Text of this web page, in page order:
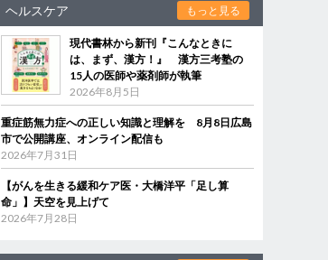
ヘルスケア もっと見る
現代書林から新刊『こんなときに
は、まず、漢方！』 漢方三考塾の
15人の医師や薬剤師が執筆
2026年8月5日
重症筋無力症への正しい知識と理解を 8月8日広島
市で公開講座、オンライン配信も
2026年7月31日
【がんを生きる緩和ケア医・大橋洋平「足し算
命」】天空を見上げて
2026年7月28日